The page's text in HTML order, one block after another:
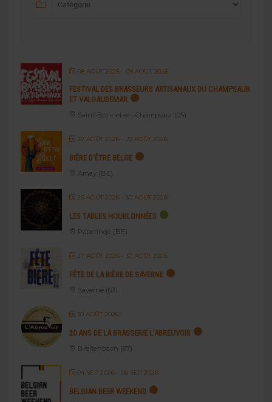
08 AOÛT 2026- 09 AOÛT 2026
FESTIVAL DES BRASSEURS ARTISANAUX DU CHAMPSAUR
ET VALGAUDEMAR
Saint-Bonnet-en-Champsaur (05)
22 AOÛT 2026- 23 AOÛT 2026
BIÈRE D’ÊTRE BELGE
Amay (BE)
26 AOÛT 2026- 30 AOÛT 2026
LES TABLES HOUBLONNÉES
Poperinge (BE)
27 AOÛT 2026- 30 AOÛT 2026
FÊTE DE LA BIÈRE DE SAVERNE
Saverne (67)
30 AOÛT 2026
20 ANS DE LA BRASSERIE L’ABREUVOIR
Breitenbach (67)
04 SEP 2026- 06 SEP 2026
BELGIAN BEER WEEKEND